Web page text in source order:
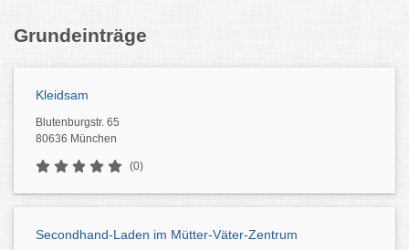
Grundeinträge
Kleidsam
Blutenburgstr. 65
80636 München
(0)
Secondhand-Laden im Mütter-Väter-Zentrum